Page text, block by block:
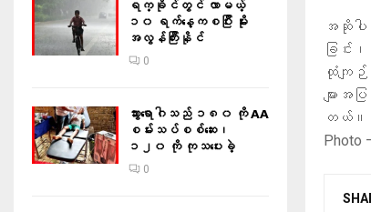
အဆိုပါ
ခြင်
ထုံကျဉ်
များအ
တယ်။
Photo
ရက္ခိုင်တွင် လာမယ့်
၁၀ ရက်နေ့ကစပြီး မိုး
အလွန်ကြီးနိုင်
0
သွားရောဂါသည် ၁၈၀ ကို AA
စမ်းသပ်စစ်ဆေး၊
၁၂၀ ကို ကုသပေးခဲ့
0